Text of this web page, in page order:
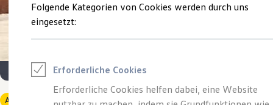
Junge Gebrauchtwagen und Gebrauchtwagen
Volkswagen Zertifizierte Gebrauchtwagen
Zubehör- und Serviceangebote
Leasing
Leasing-Angebote
Gebrauchtwagen Leasing
Angebot gültig bis 30.09.2026 Privatkunden
Folgende Kategorien von Cookies werden durch uns
eingesetzt:
Erforderliche Cookies
Erforderliche Cookies helfen dabei, eine Website